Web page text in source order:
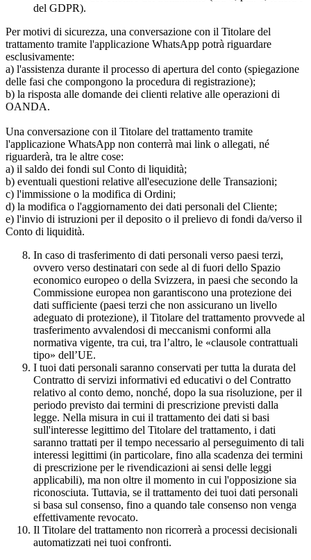
del GDPR).
Per motivi di sicurezza, una conversazione con il Titolare del
trattamento tramite l'applicazione WhatsApp potrà riguardare
esclusivamente:
a) l'assistenza durante il processo di apertura del conto (spiegazione
delle fasi che compongono la procedura di registrazione);
b) la risposta alle domande dei clienti relative alle operazioni di
OANDA.
Una conversazione con il Titolare del trattamento tramite
l'applicazione WhatsApp non conterrà mai link o allegati, né
riguarderà, tra le altre cose:
a) il saldo dei fondi sul Conto di liquidità;
b) eventuali questioni relative all'esecuzione delle Transazioni;
c) l'immissione o la modifica di Ordini;
d) la modifica o l'aggiornamento dei dati personali del Cliente;
e) l'invio di istruzioni per il deposito o il prelievo di fondi da/verso il
Conto di liquidità.
In caso di trasferimento di dati personali verso paesi terzi,
ovvero verso destinatari con sede al di fuori dello Spazio
economico europeo o della Svizzera, in paesi che secondo la
Commissione europea non garantiscono una protezione dei
dati sufficiente (paesi terzi che non assicurano un livello
adeguato di protezione), il Titolare del trattamento provvede al
trasferimento avvalendosi di meccanismi conformi alla
normativa vigente, tra cui, tra l’altro, le «clausole contrattuali
tipo» dell’UE.
I tuoi dati personali saranno conservati per tutta la durata del
Contratto di servizi informativi ed educativi o del Contratto
relativo al conto demo, nonché, dopo la sua risoluzione, per il
periodo previsto dai termini di prescrizione previsti dalla
legge. Nella misura in cui il trattamento dei dati si basi
sull'interesse legittimo del Titolare del trattamento, i dati
saranno trattati per il tempo necessario al perseguimento di tali
interessi legittimi (in particolare, fino alla scadenza dei termini
di prescrizione per le rivendicazioni ai sensi delle leggi
applicabili), ma non oltre il momento in cui l'opposizione sia
riconosciuta. Tuttavia, se il trattamento dei tuoi dati personali
si basa sul consenso, fino a quando tale consenso non venga
effettivamente revocato.
Il Titolare del trattamento non ricorrerà a processi decisionali
automatizzati nei tuoi confronti.